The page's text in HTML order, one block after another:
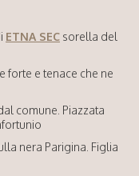
ETNA SEC sorella del
forte e tenace che ne
comune. Piazzata
nera Parigina. Figlia